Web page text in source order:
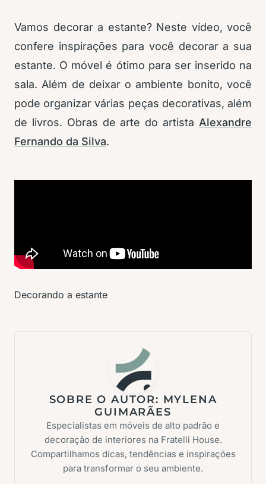
Vamos decorar a estante? Neste vídeo, você
confere inspirações para você decorar a sua
estante. O móvel é ótimo para ser inserido na
sala. Além de deixar o ambiente bonito, você
pode organizar várias peças decorativas, além
de livros. Obras de arte do artista Alexandre
Fernando da Silva.
Decorando a estante
SOBRE O AUTOR: MYLENA
GUIMARÃES
Especialistas em móveis de alto padrão e
decoração de interiores na Fratelli House.
Compartilhamos dicas, tendências e inspirações
para transformar o seu ambiente.